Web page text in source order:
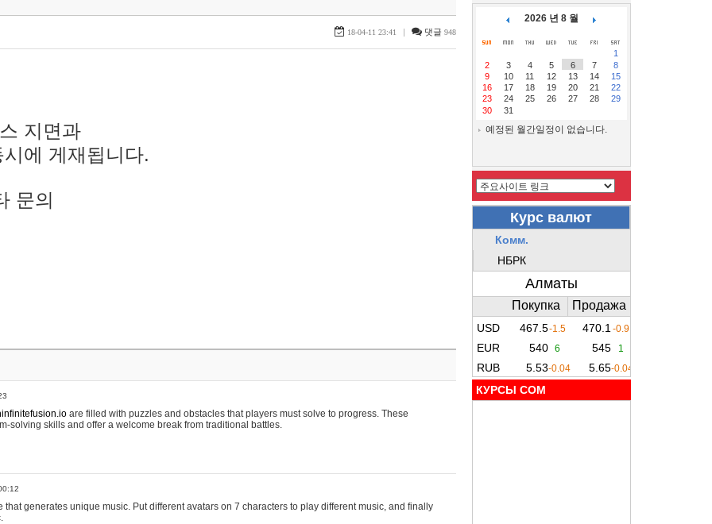
18-04-11 23:41 | 댓글 948
지면과
에 게재됩니다.
문의
are filled with puzzles and obstacles that players must solve to progress. These
solving skills and offer a welcome break from traditional battles.
that generates unique music. Put different avatars on 7 characters to play different music, and finally
2026 년 8 월
1
2
3 4 5 6 7
8
9
10 11 12 13 14
15
16
17 18 19 20 21
22
23
24 25 26 27 28
29
30
31
예정된 월간일정이 없습니다.
КУРСЫ COM